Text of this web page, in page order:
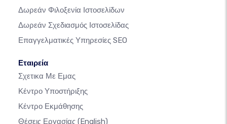
Δωρεάν Φιλοξενία Ιστοσελίδων
Δωρεάν Σχεδιασμός Ιστοσελίδας
Επαγγελματικές Υπηρεσίες SEO
Εταιρεία
Σχετικα Με Εμας
Κέντρο Υποστήριξης
Κέντρο Εκμάθησης
Θέσεις Εργασίας (English)